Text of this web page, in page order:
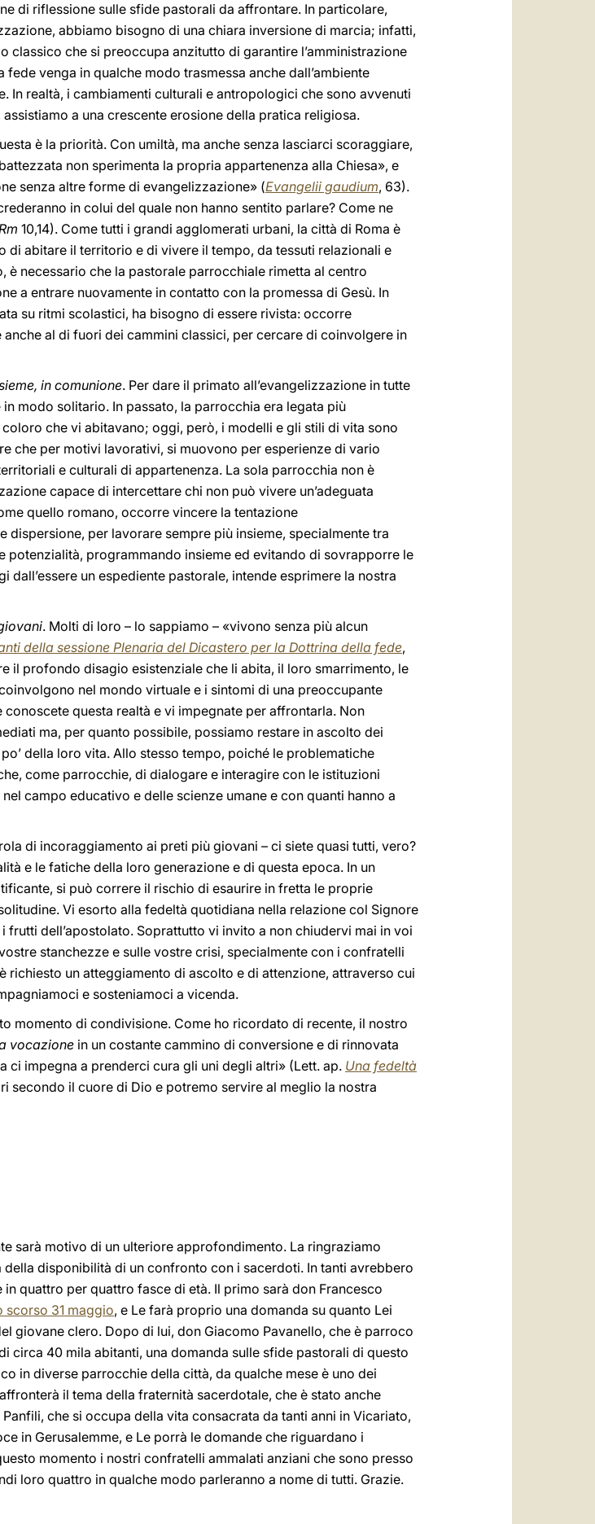
di riflessione sulle sfide pastorali da affrontare. In particolare,
abbiamo bisogno di una chiara inversione di marcia; infatti,
classico che si preoccupa anzitutto di garantire l’amministrazione
venga in qualche modo trasmessa anche dall’ambiente
In realtà, i cambiamenti culturali e antropologici che sono avvenuti
a una crescente erosione della pratica religiosa.
è la priorità. Con umiltà, ma anche senza lasciarci scoraggiare,
non sperimenta la propria appartenenza alla Chiesa», e
senza altre forme di evangelizzazione» (Evangelii gaudium, 63).
in colui del quale non hanno sentito parlare? Come ne
10,14). Come tutti i grandi agglomerati urbani, la città di Roma è
di abitare il territorio e di vivere il tempo, da tessuti relazionali e
necessario che la pastorale parrocchiale rimetta al centro
a entrare nuovamente in contatto con la promessa di Gesù. In
su ritmi scolastici, ha bisogno di essere rivista: occorre
al di fuori dei cammini classici, per cercare di coinvolgere in
in comunione. Per dare il primato all’evangelizzazione in tutte
modo solitario. In passato, la parrocchia era legata più
che vi abitavano; oggi, però, i modelli e gli stili di vita sono
che per motivi lavorativi, si muovono per esperienze di vario
e culturali di appartenenza. La sola parrocchia non è
capace di intercettare chi non può vivere un’adeguata
quello romano, occorre vincere la tentazione
dispersione, per lavorare sempre più insieme, specialmente tra
potenzialità, programmando insieme ed evitando di sovrapporre le
un espediente pastorale, intende esprimere la nostra
. Molti di loro – lo sappiamo – «vivono senza più alcun
della sessione Plenaria del Dicastero per la Dottrina della fede,
il profondo disagio esistenziale che li abita, il loro smarrimento, le
nel mondo virtuale e i sintomi di una preoccupante
questa realtà e vi impegnate per affrontarla. Non
ma, per quanto possibile, possiamo restare in ascolto dei
della loro vita. Allo stesso tempo, poiché le problematiche
come parrocchie, di dialogare e interagire con le istituzioni
campo educativo e delle scienze umane e con quanti hanno a
di incoraggiamento ai preti più giovani – ci siete quasi tutti, vero?
e le fatiche della loro generazione e di questa epoca. In un
si può correre il rischio di esaurire in fretta le proprie
Vi esorto alla fedeltà quotidiana nella relazione col Signore
frutti dell’apostolato. Soprattutto vi invito a non chiudervi mai in voi
stanchezze e sulle vostre crisi, specialmente con i confratelli
richiesto un atteggiamento di ascolto e di attenzione, attraverso cui
e sosteniamoci a vicenda.
momento di condivisione. Come ho ricordato di recente, il nostro
vocazione in un costante cammino di conversione e di rinnovata
ci impegna a prenderci cura gli uni degli altri» (Lett. ap. Una fedeltà
secondo il cuore di Dio e potremo servire al meglio la nostra
sarà motivo di un ulteriore approfondimento. La ringraziamo
disponibilità di un confronto con i sacerdoti. In tanti avrebbero
quattro per quattro fasce di età. Il primo sarà don Francesco
scorso 31 maggio, e Le farà proprio una domanda su quanto Lei
giovane clero. Dopo di lui, don Giacomo Pavanello, che è parroco
circa 40 mila abitanti, una domanda sulle sfide pastorali di questo
in diverse parrocchie della città, da qualche mese è uno dei
il tema della fraternità sacerdotale, che è stato anche
che si occupa della vita consacrata da tanti anni in Vicariato,
in Gerusalemme, e Le porrà le domande che riguardano i
momento i nostri confratelli ammalati anziani che sono presso
loro quattro in qualche modo parleranno a nome di tutti. Grazie.